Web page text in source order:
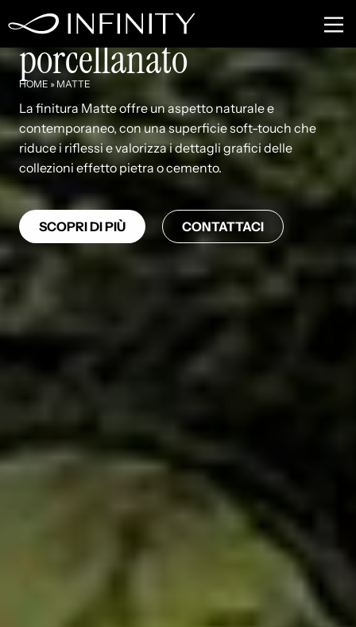
HOME » MATTE
Finitura Matte in grès
porcellanato
La finitura Matte offre un aspetto naturale e
contemporaneo, con una superficie soft-touch che
riduce i riflessi e valorizza i dettagli grafici delle
collezioni effetto pietra o cemento.
SCOPRI DI PIÙ CONTATTACI